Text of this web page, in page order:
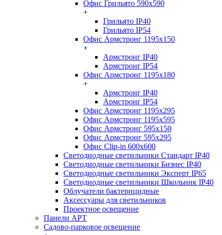
Офис Грильято 590x590
+
Грильято IP40
Грильято IP54
Офис Армстронг 1195x150
+
Армстронг IP40
Армстронг IP54
Офис Армстронг 1195x180
+
Армстронг IP40
Армстронг IP54
Офис Армстронг 1195x295
Офис Армстронг 1195x595
Офис Армстронг 595x150
Офис Армстронг 595x295
Офис Clip-in 600x600
Светодиодные светильники Стандарт IP40
Светодиодные светильники Бизнес IP40
Светодиодные светильники Эксперт IP65
Светодиодные светильники Школьник IP40
Облучатели бактерицидные
Аксессуары для светильников
Проектное освещение
Панели АРТ
Садово-парковое освещение